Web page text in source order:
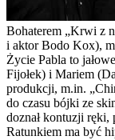
Bohaterem „Krwi z
i aktor Bodo Kox),
Życie Pabla to
Fijołek) i Mariem
produkcji, m.in.
do czasu bójki ze
doznał kontuzji ręki,
Ratunkiem ma być